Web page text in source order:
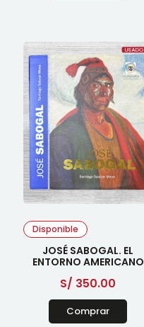
Disponible
JOSÉ SABOGAL. EL
ENTORNO AMERICANO
S/ 350.00
Comprar